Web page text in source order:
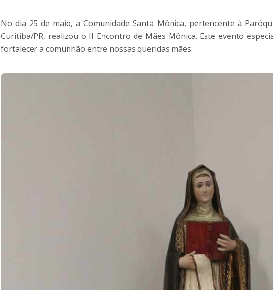
No dia 25 de maio, a Comunidade Santa Mônica, pertencente à
Curitiba/PR, realizou o II Encontro de Mães Mônica. Este evento
fortalecer a comunhão entre nossas queridas mães.